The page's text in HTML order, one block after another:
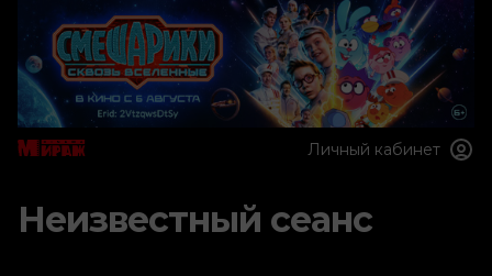
Личный кабинет
Неизвестный сеанс